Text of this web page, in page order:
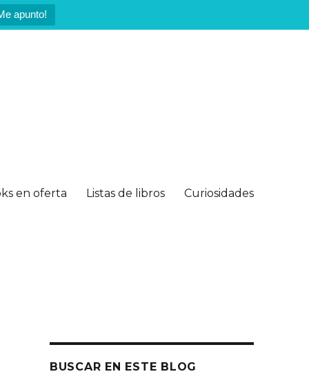
apunto!
en oferta Listas de libros Curiosidades
BUSCAR EN ESTE BLOG